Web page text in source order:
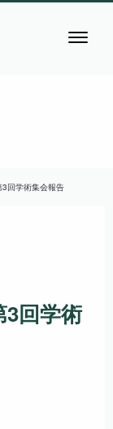
回学術集会報告
3回学術